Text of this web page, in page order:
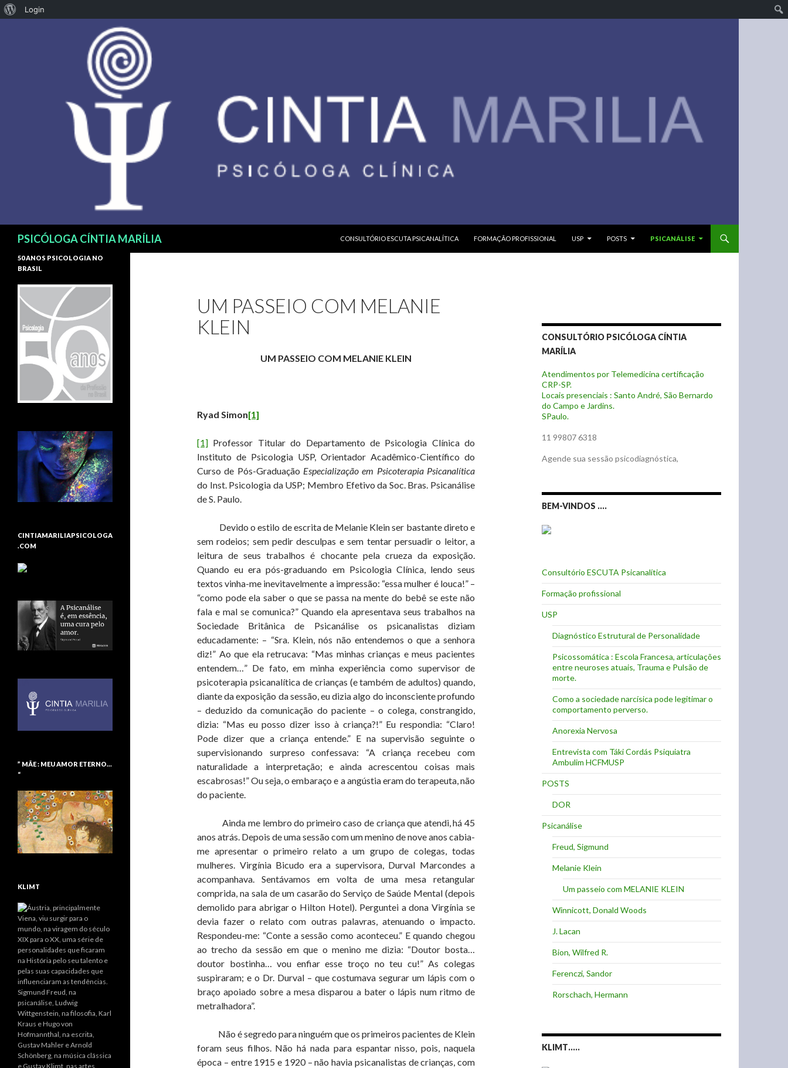
PSICÓLOGA CÍNTIA MARÍLIA
CONSULTÓRIO ESCUTA PSICANALÍTICA
FORMAÇÃO PROFISSIONAL USP POSTS PSICANÁLISE
UM PASSEIO COM MELANIE
KLEIN
UM PASSEIO COM MELANIE KLEIN
Ryad Simon[1]
[1] Professor Titular do Departamento de Psicologia Clínica do
Instituto de Psicologia USP, Orientador Acadêmico-Científico do
Curso de Pós-Graduação Especialização em Psicoterapia Psicanalítica
do Inst. Psicologia da USP; Membro Efetivo da Soc. Bras. Psicanálise
de S. Paulo.
Devido o estilo de escrita de Melanie Klein ser bastante direto e
sem rodeios; sem pedir desculpas e sem tentar persuadir o leitor, a
leitura de seus trabalhos é chocante pela crueza da exposição.
Quando eu era pós-graduando em Psicologia Clínica, lendo seus
textos vinha-me inevitavelmente a impressão: “essa mulher é louca!” –
“como pode ela saber o que se passa na mente do bebê se este não
fala e mal se comunica?” Quando ela apresentava seus trabalhos na
Sociedade Britânica de Psicanálise os psicanalistas diziam
educadamente: – “Sra. Klein, nós não entendemos o que a senhora
diz!” Ao que ela retrucava: “Mas minhas crianças e meus pacientes
entendem…” De fato, em minha experiência como supervisor de
psicoterapia psicanalítica de crianças (e também de adultos) quando,
diante da exposição da sessão, eu dizia algo do inconsciente profundo
– deduzido da comunicação do paciente – o colega, constrangido,
dizia: “Mas eu posso dizer isso à criança?!” Eu respondia: “Claro!
Pode dizer que a criança entende.” E na supervisão seguinte o
supervisionando surpreso confessava: “A criança recebeu com
naturalidade a interpretação; e ainda acrescentou coisas mais
escabrosas!” Ou seja, o embaraço e a angústia eram do terapeuta, não
do paciente.
Ainda me lembro do primeiro caso de criança que atendi, há 45
anos atrás. Depois de uma sessão com um menino de nove anos cabia-
me apresentar o primeiro relato a um grupo de colegas, todas
mulheres. Virgínia Bicudo era a supervisora, Durval Marcondes a
acompanhava. Sentávamos em volta de uma mesa retangular
comprida, na sala de um casarão do Serviço de Saúde Mental (depois
demolido para abrigar o Hilton Hotel). Perguntei a dona Virgínia se
devia fazer o relato com outras palavras, atenuando o impacto.
Respondeu-me: “Conte a sessão como aconteceu.” E quando chegou
ao trecho da sessão em que o menino me dizia: “Doutor bosta…
doutor bostinha… vou enfiar esse troço no teu cu!” As colegas
suspiraram; e o Dr. Durval – que costumava segurar um lápis com o
braço apoiado sobre a mesa disparou a bater o lápis num ritmo de
metralhadora”.
Não é segredo para ninguém que os primeiros pacientes de Klein
foram seus filhos. Não há nada para espantar nisso, pois, naquela
época – entre 1915 e 1920 – não havia psicanalistas de crianças, com
CONSULTÓRIO PSICÓLOGA CÍNTIA
MARÍLIA
Atendimentos por Telemedicina certificação
CRP-SP.
Locais presenciais : Santo André, São Bernardo
do Campo e Jardins.
SPaulo.
11 99807 6318
Agende sua sessão psicodiagnóstica,
BEM-VINDOS ….
Consultório ESCUTA Psicanalítica
Formação profissional
USP
Diagnóstico Estrutural de Personalidade
Psicossomática : Escola Francesa, articulações
entre neuroses atuais, Trauma e Pulsão de
morte.
Como a sociedade narcísica pode legitimar o
comportamento perverso.
Anorexia Nervosa
Entrevista com Táki Cordás Psiquiatra
Ambulim HCFMUSP
POSTS
DOR
Psicanálise
Freud, Sigmund
Melanie Klein
Um passeio com MELANIE KLEIN
Winnicott, Donald Woods
J. Lacan
Bion, Wilfred R.
Ferenczi, Sandor
Rorschach, Hermann
KLIMT…..
50 ANOS PSICOLOGIA NO
BRASIL
CINTIAMARILIAPSICOLOGA
.COM
” MÃE : MEU AMOR ETERNO…
“
KLIMT
Login